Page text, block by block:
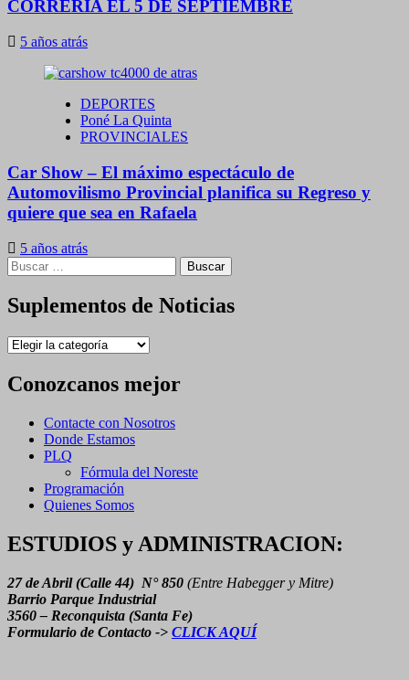
CORRERIA EL 5 DE SEPTIEMBRE
5 años atrás
DEPORTES
Poné La Quinta
PROVINCIALES
Car Show – El máximo espectáculo de
Automovilismo Provincial planifica su Regreso y
quiere que sea en Rafaela
5 años atrás
Buscar:
Suplementos de Noticias
Suplementos
Noticias
Conozcanos mejor
Contacte con Nosotros
Donde Estamos
PLQ
Fórmula del Noreste
Programación
Quienes Somos
ESTUDIOS y ADMINISTRACION:
27 de Abril (Calle 44) N° 850 (Entre Habegger y Mitre)
Barrio Parque Industrial
3560 – Reconquista (Santa Fe)
Formulario de Contacto -> CLICK AQUÍ